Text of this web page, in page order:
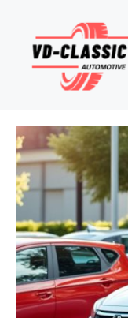
contenu